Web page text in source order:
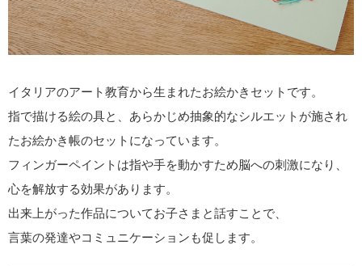
イタリアのアート教育から生まれたお絵かきセットです。
指で描ける絵の具と、あらかじめ抽象的なシルエットが施され
たお絵かき帳のセットになっています。
フィンガーペイントは指や手を動かすため脳への刺激になり、
心を解放する効果があります。
出来上がった作品についてお子さまと話すことで、
言葉の発達やコミュニケーションも促します。